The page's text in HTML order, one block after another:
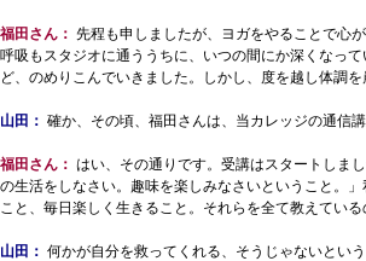
福田さん： 先程も申しましたが、ヨガをやることで心
呼吸もスタジオに通ううちに、いつの間にか深くなっ
ど、のめりこんでいきました。しかし、度を越し体調を
山田： 確か、その頃、福田さんは、当カレッジの通信
福田さん： はい、その通りです。受講はスタートしま
の生活をしなさい。趣味を楽しみなさいということ。
こと、毎日楽しく生きること。それらを全て教えてい
山田： 何かが自分を救ってくれる、そうじゃないとい